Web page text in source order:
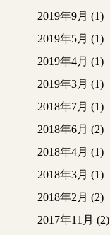
2019年9月 (1)
2019年5月 (1)
2019年4月 (1)
2019年3月 (1)
2018年7月 (1)
2018年6月 (2)
2018年4月 (1)
2018年3月 (1)
2018年2月 (2)
2017年11月 (2)